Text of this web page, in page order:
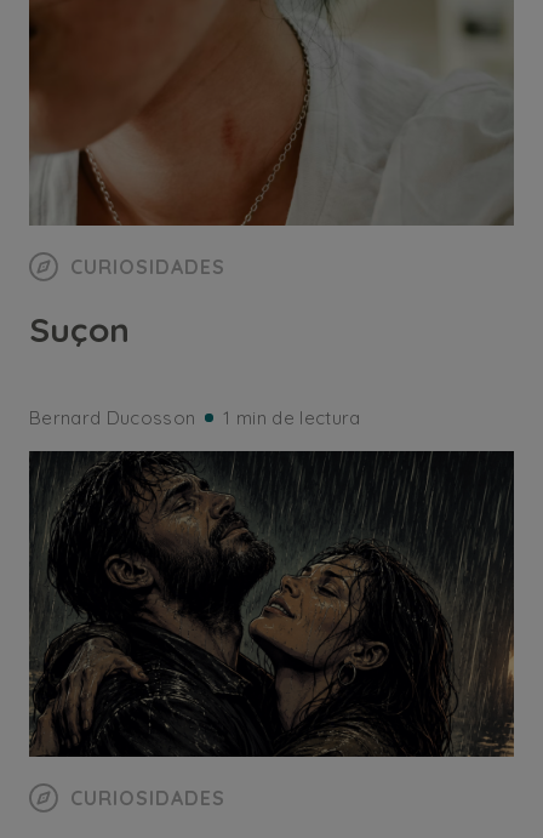
CURIOSIDADES
Suçon
Bernard Ducosson 1 min de lectura
CURIOSIDADES